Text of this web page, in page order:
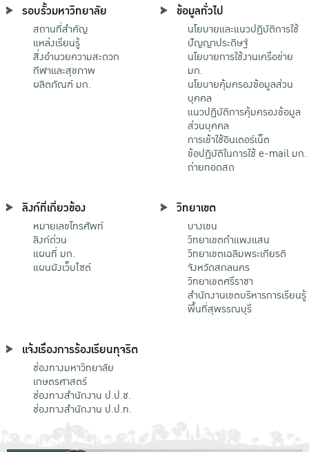
รอบรั้วมหาวิทยาลัย
สถานที่สำคัญ
แหล่งเรียนรู้
สิ่งอำนวยความสะดวก
กีฬาและสุขภาพ
ผลิตภัณฑ์ มก.
ข้อมูลทั่วไป
นโยบายและแนวปฏิบัติการใช้
ปัญญาประดิษฐ์
นโยบายการใช้งานเครือข่าย
มก.
นโยบายคุ้มครองข้อมูลส่วน
บุคคล
แนวปฏิบัติการคุ้มครองข้อมูล
ส่วนบุคคล
การเข้าใช้อินเตอร์เน็ต
ข้อปฏิบัติในการใช้ e-mail มก.
ถ่ายทอดสด
ลิงก์ที่เกี่ยวข้อง
หมายเลขโทรศัพท์
ลิงก์ด่วน
แผนที่ มก.
แผนผังเว็บไซต์
วิทยาเขต
บางเขน
วิทยาเขตกําแพงแสน
วิทยาเขตเฉลิมพระเกียรติ
จังหวัดสกลนคร
วิทยาเขตศรีราชา
สำนักงานเขตบริหารการเรียนรู้
พื้นที่สุพรรณบุรี
แจ้งเรื่องการร้องเรียนทุจริต
ช่องทางมหาวิทยาลัย
เกษตรศาสตร์
ช่องทางสำนักงาน ป.ป.ช.
ช่องทางสำนักงาน ป.ป.ท.